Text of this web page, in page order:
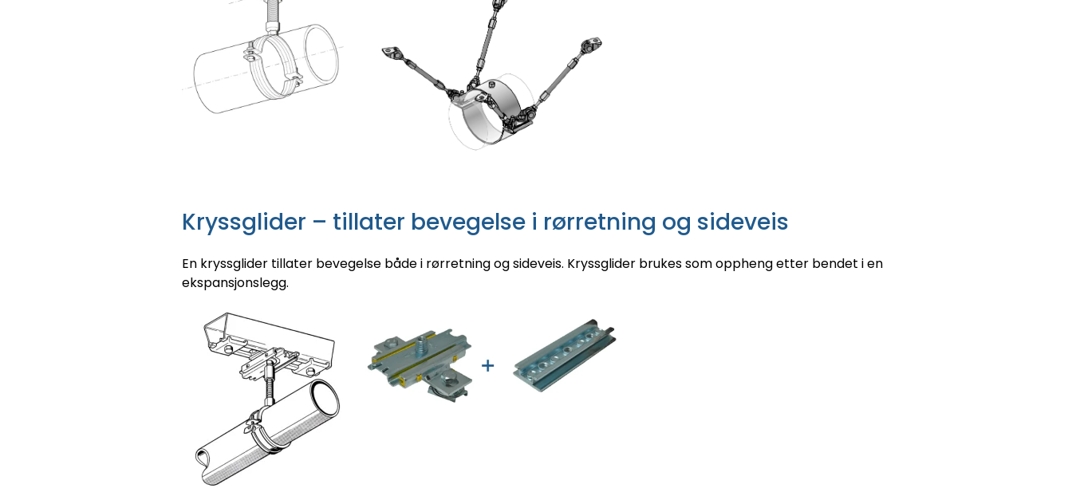
Kryssglider – tillater bevegelse i rørretning og sideveis
En kryssglider tillater bevegelse både i rørretning og sideveis. Kryssglider brukes som oppheng etter bendet i en
ekspansjonslegg.